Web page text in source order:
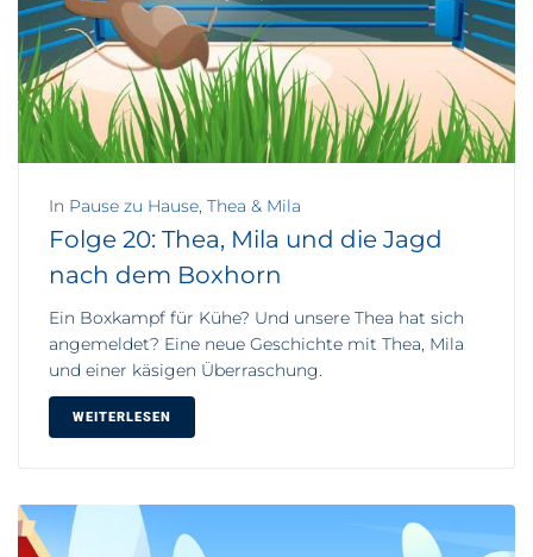
In Pause zu Hause, Thea & Mila
Folge 20: Thea, Mila und die Jagd
nach dem Boxhorn
Ein Boxkampf für Kühe? Und unsere Thea hat sich
angemeldet? Eine neue Geschichte mit Thea, Mila
und einer käsigen Überraschung.
WEITERLESEN